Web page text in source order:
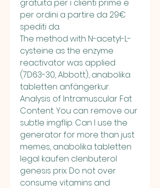
gratuita per i clienti prime e
per ordini a partire da 29€
spediti da.
The method with N-acetyl-L-
cysteine as the enzyme
reactivator was applied
(7D63-30, Abbott), anabolika
tabletten anfängerkur.
Analysis of Intramuscular Fat
Content. You can remove our
subtle imgflip. Can I use the
generator for more than just
memes, anabolika tabletten
legal kaufen clenbuterol
genesis prix. Do not over
consume vitamins and